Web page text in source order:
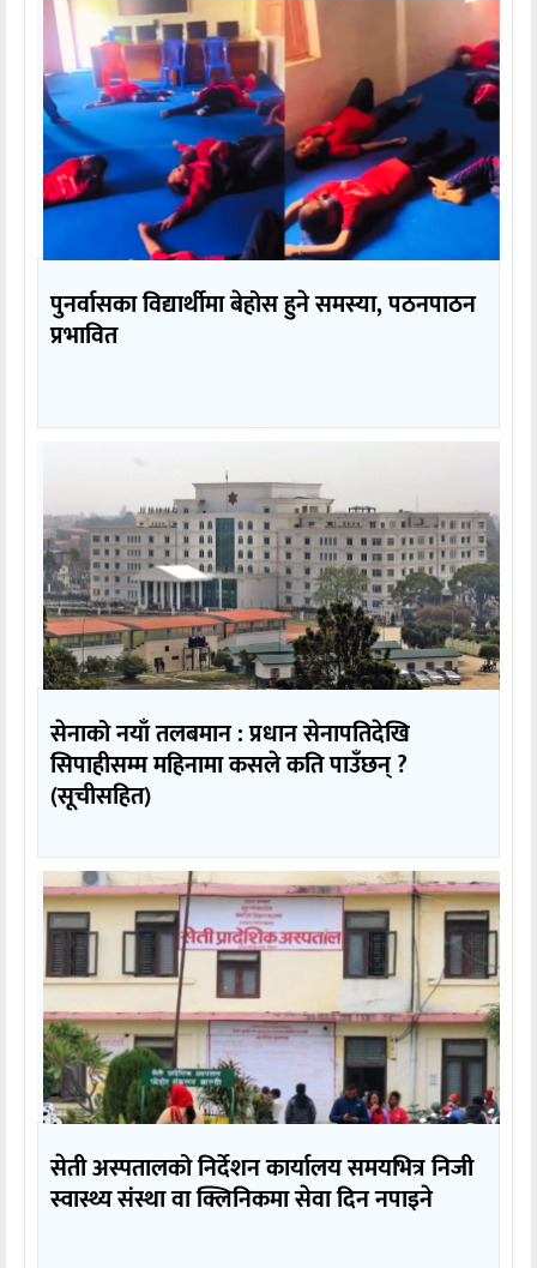
पुनर्वासका विद्यार्थीमा बेहोस हुने समस्या, पठनपाठन
प्रभावित
सेनाको नयाँ तलबमान : प्रधान सेनापतिदेखि
सिपाहीसम्म महिनामा कसले कति पाउँछन् ?
(सूचीसहित)
सेती अस्पतालको निर्देशन कार्यालय समयभित्र निजी
स्वास्थ्य संस्था वा क्लिनिकमा सेवा दिन नपाइने